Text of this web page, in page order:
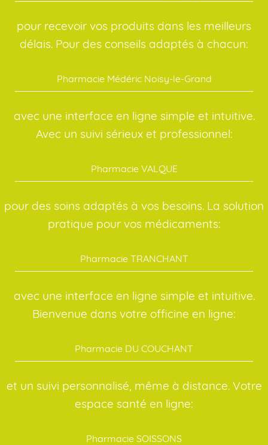
pour recevoir vos produits dans les meilleurs
délais. Pour des conseils adaptés à chacun:
Pharmacie Médéric Noisy-le-Grand
avec une interface en ligne simple et intuitive.
Avec un suivi sérieux et professionnel:
Pharmacie VALQUE
pour des soins adaptés à vos besoins. La solution
pratique pour vos médicaments:
Pharmacie TRANCHANT
avec une interface en ligne simple et intuitive.
Bienvenue dans votre officine en ligne:
Pharmacie DU COUCHANT
et un suivi personnalisé, même à distance. Votre
espace santé en ligne:
Pharmacie SOISSONS